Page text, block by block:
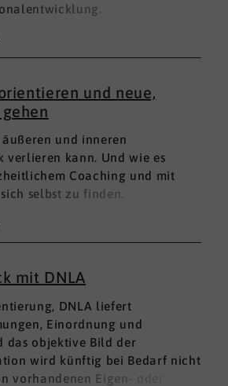
und neue,
und inneren
verlieren kann. Und wie es
Coaching und mit
selbst zu finden.
mit DNLA
DNLA liefert
Einordnung und
das objektive Bild der
wird künftig bei Bedarf nicht
vorhandenen Eigen- oder